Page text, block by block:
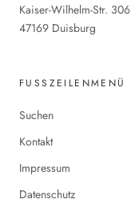
Kaiser-Wilhelm-Str. 306
47169 Duisburg
FUSSZEILENMENÜ
Suchen
Kontakt
Impressum
Datenschutz